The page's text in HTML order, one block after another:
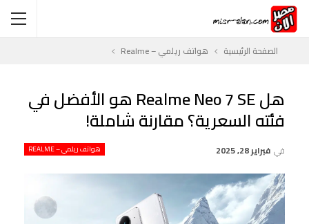
الصفحة الرئيسية هواتف ريلمي – Realme
هل Realme Neo 7 SE هو الأفضل في
فئته السعرية؟ مقارنة شاملة!
هواتف ريلمي – REALME في فبراير 28, 2025